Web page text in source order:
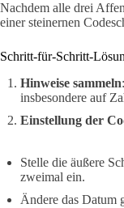
Nachdem alle drei
einer steinernen
Schritt-für-Schritt-
Hinweise sammeln
insbesondere auf
Einstellung der
Stelle die äußere
zweimal ein.
Ändere das Datum